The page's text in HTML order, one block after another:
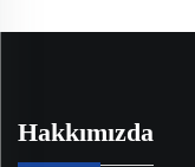
Hakkımızda